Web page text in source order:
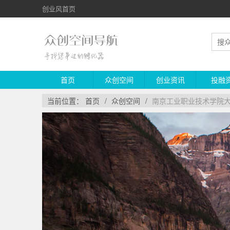
创业风首页
首页 众创空间 创业资讯 投融
当前位置： 首页 / 众创空间 / 南京工业职业技术学院